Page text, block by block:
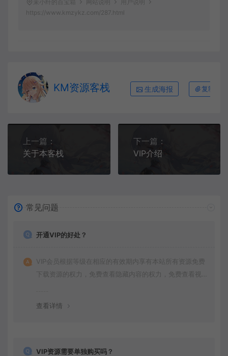
茉小纤的百宝箱 网站说明
用户说明
https://www.kmzykz.com/287.html
KM资源客栈 生成海报 复制本
上一篇：
关于本客栈
下一篇：
VIP介绍
常见问题
开通VIP的好处？
VIP会员根据等级在相应的有效期内享有本站所有资源免费
下载资源的权力，免费查看隐藏内容的权力，免费查看视
查看详情
VIP资源需要单独购买吗？